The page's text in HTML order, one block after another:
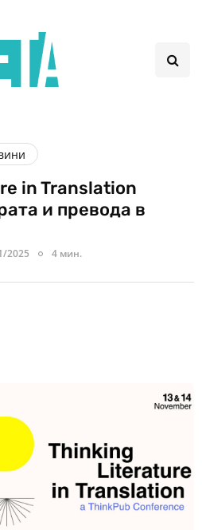
in Translation
и превода в
2025 4 мин.